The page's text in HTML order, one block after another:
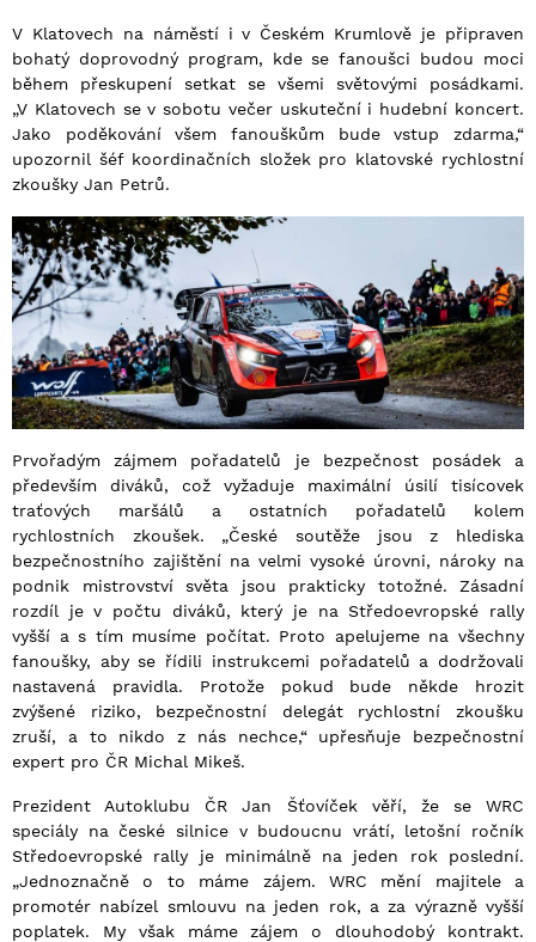
V Klatovech na náměstí i v Českém Krumlově je připraven
bohatý doprovodný program, kde se fanoušci budou moci
během přeskupení setkat se všemi světovými posádkami.
„V Klatovech se v sobotu večer uskuteční i hudební koncert.
Jako poděkování všem fanouškům bude vstup zdarma,“
upozornil šéf koordinačních složek pro klatovské rychlostní
zkoušky Jan Petrů.
Prvořadým zájmem pořadatelů je bezpečnost posádek a
především diváků, což vyžaduje maximální úsilí tisícovek
traťových maršálů a ostatních pořadatelů kolem
rychlostních zkoušek. „České soutěže jsou z hlediska
bezpečnostního zajištění na velmi vysoké úrovni, nároky na
podnik mistrovství světa jsou prakticky totožné. Zásadní
rozdíl je v počtu diváků, který je na Středoevropské rally
vyšší a s tím musíme počítat. Proto apelujeme na všechny
fanoušky, aby se řídili instrukcemi pořadatelů a dodržovali
nastavená pravidla. Protože pokud bude někde hrozit
zvýšené riziko, bezpečnostní delegát rychlostní zkoušku
zruší, a to nikdo z nás nechce,“ upřesňuje bezpečnostní
expert pro ČR Michal Mikeš.
Prezident Autoklubu ČR Jan Šťovíček věří, že se WRC
speciály na české silnice v budoucnu vrátí, letošní ročník
Středoevropské rally je minimálně na jeden rok poslední.
„Jednoznačně o to máme zájem. WRC mění majitele a
promotér nabízel smlouvu na jeden rok, a za výrazně vyšší
poplatek. My však máme zájem o dlouhodobý kontrakt.